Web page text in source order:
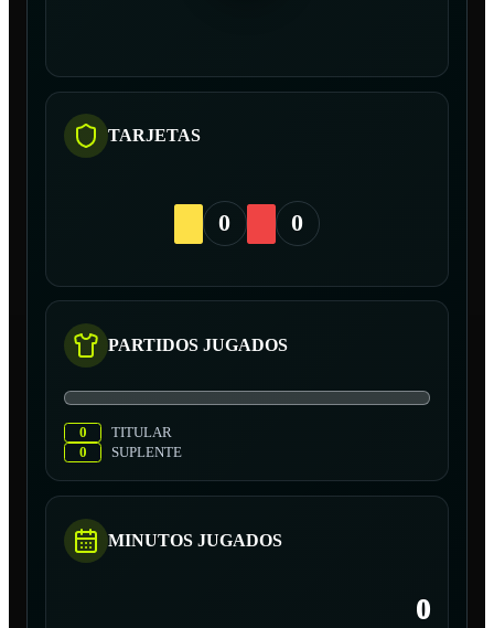
TARJETAS
0 0
PARTIDOS JUGADOS
0
TITULAR
0
SUPLENTE
MINUTOS JUGADOS
0